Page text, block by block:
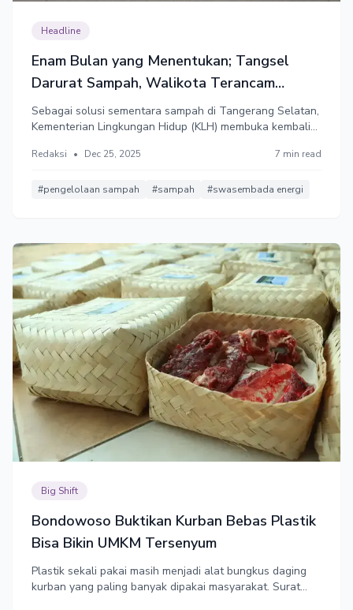
Headline
Enam Bulan yang Menentukan; Tangsel
Darurat Sampah, Walikota Terancam
Pidana 4 Tahun
Sebagai solusi sementara sampah di Tangerang Selatan,
Kementerian Lingkungan Hidup (KLH) membuka kembali
Tangsel yang mencapai 1.100 ton/hari. Pembangkit listrik
beroperasi Juni 2026.
Redaksi • Dec 25, 2025 7 min read
#pengelolaan sampah #sampah #swasembada energi
Big Shift
Bondowoso Buktikan Kurban Bebas Plastik
Bisa Bikin UMKM Tersenyum
Plastik sekali pakai masih menjadi alat bungkus daging
kurban yang paling banyak dipakai masyarakat. Surat